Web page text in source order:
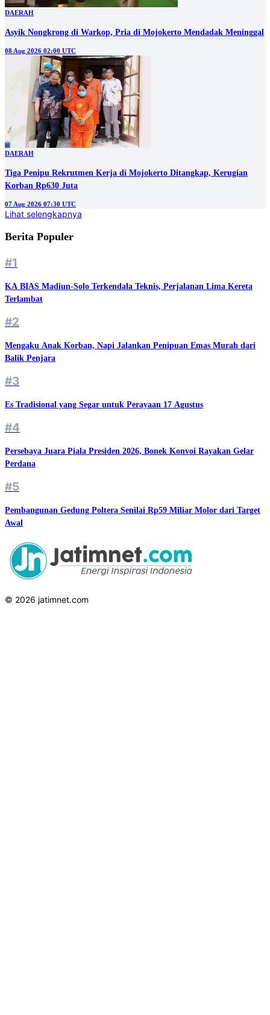
DAERAH
Asyik Nongkrong di Warkop, Pria di Mojokerto Mendadak Meninggal
08 Aug 2026 02:00 UTC
DAERAH
Tiga Penipu Rekrutmen Kerja di Mojokerto Ditangkap, Kerugian
Korban Rp630 Juta
07 Aug 2026 07:30 UTC
Lihat selengkapnya
Berita Populer
#1
KA BIAS Madiun-Solo Terkendala Teknis, Perjalanan Lima Kereta
Terlambat
#2
Mengaku Anak Korban, Napi Jalankan Penipuan Emas Murah dari
Balik Penjara
#3
Es Tradisional yang Segar untuk Perayaan 17 Agustus
#4
Persebaya Juara Piala Presiden 2026, Bonek Konvoi Rayakan Gelar
Perdana
#5
Pembangunan Gedung Poltera Senilai Rp59 Miliar Molor dari Target
Awal
© 2026 jatimnet.com